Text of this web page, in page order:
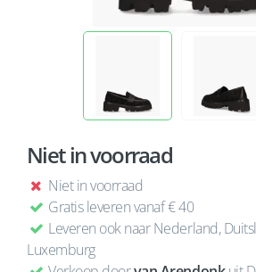
Niet in voorraad
Niet in voorraad
Gratis leveren vanaf € 40
Leveren ook naar Nederland,
Luxemburg